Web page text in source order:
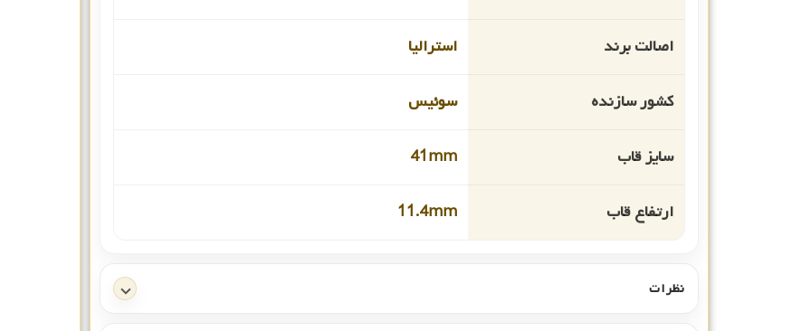
اصالت برند استرالیا
کشور سازنده سوئیس
سایز قاب 41mm
ارتفاع قاب 11.4mm
نظرات